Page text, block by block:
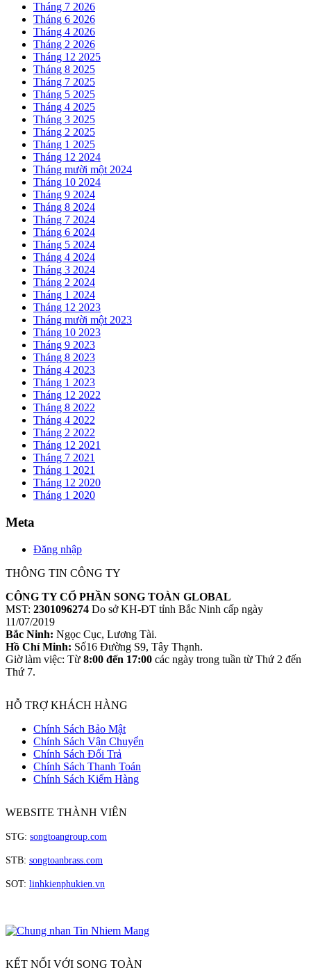
Tháng 7 2026
Tháng 6 2026
Tháng 4 2026
Tháng 2 2026
Tháng 12 2025
Tháng 8 2025
Tháng 7 2025
Tháng 5 2025
Tháng 4 2025
Tháng 3 2025
Tháng 2 2025
Tháng 1 2025
Tháng 12 2024
Tháng mười một 2024
Tháng 10 2024
Tháng 9 2024
Tháng 8 2024
Tháng 7 2024
Tháng 6 2024
Tháng 5 2024
Tháng 4 2024
Tháng 3 2024
Tháng 2 2024
Tháng 1 2024
Tháng 12 2023
Tháng mười một 2023
Tháng 10 2023
Tháng 9 2023
Tháng 8 2023
Tháng 4 2023
Tháng 1 2023
Tháng 12 2022
Tháng 8 2022
Tháng 4 2022
Tháng 2 2022
Tháng 12 2021
Tháng 7 2021
Tháng 1 2021
Tháng 12 2020
Tháng 1 2020
Meta
Đăng nhập
THÔNG TIN CÔNG TY
CÔNG TY CỔ PHẦN SONG TOÀN GLOBAL
MST: 2301096274 Do sở KH-ĐT tỉnh Bắc Ninh cấp ngày
11/07/2019
Bắc Ninh: Ngọc Cục, Lương Tài.
Hồ Chí Minh: Số16 Đường S9, Tây Thạnh.
Giờ làm việc: Từ 8:00 đến 17:00 các ngày trong tuần từ Thứ 2 đến
Thứ 7.
HỖ TRỢ KHÁCH HÀNG
Chính Sách Bảo Mật
Chính Sách Vận Chuyển
Chính Sách Đổi Trả
Chính Sách Thanh Toán
Chính Sách Kiểm Hàng
WEBSITE THÀNH VIÊN
STG: songtoangroup.com
STB: songtoanbrass.com
SOT: linhkienphukien.vn
KẾT NỐI VỚI SONG TOÀN